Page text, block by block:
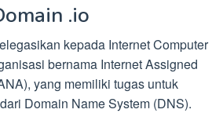
.io
kepada Internet Computer
bernama Internet Assigned
yang memiliki tugas untuk
Domain Name System (DNS).